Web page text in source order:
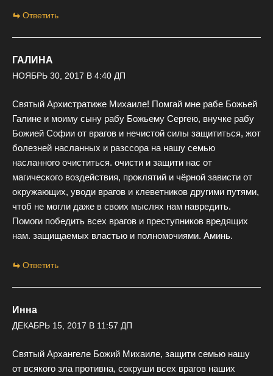
Ответить
ГАЛИНА
НОЯБРЬ 30, 2017 В 4:40 ДП
Святый Архистратиже Михаиле! Помгай мне рабе Божьей
Галине и моиму сыну рабу Божьему Сергею, внучке рабу
Божией Софии от врагов и нечистой силы защититься, жот
болезней насланных и разссора на нашу семью
насланного очиститься. очисти и защити нас от
магического воздействия, проклятий и чёрной зависти от
окружающих, уводи врагов и клеветников другими путями,
чтоб не могли даже в своих мыслях нам навредить.
Помоги победить всех врагов и преступников вредящих
нам. защищаемых властью и полномочиями. Аминь.
Ответить
Инна
ДЕКАБРЬ 15, 2017 В 11:57 ДП
Святый Архангеле Божий Михаиле, защити семью нашу
от всякого зла противна, сокруши всех врагов наших